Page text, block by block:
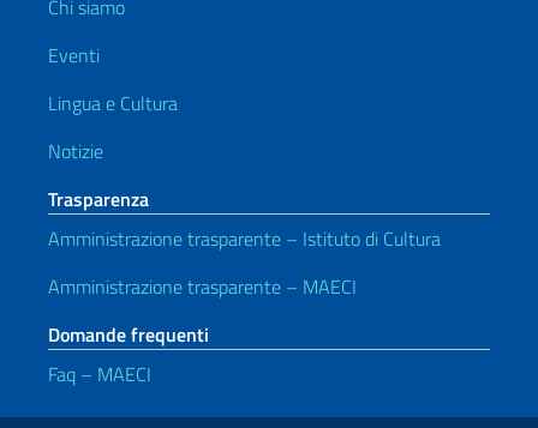
Chi siamo
Eventi
Lingua e Cultura
Notizie
Trasparenza
Amministrazione trasparente – Istituto di Cultura
Amministrazione trasparente – MAECI
Domande frequenti
Faq – MAECI